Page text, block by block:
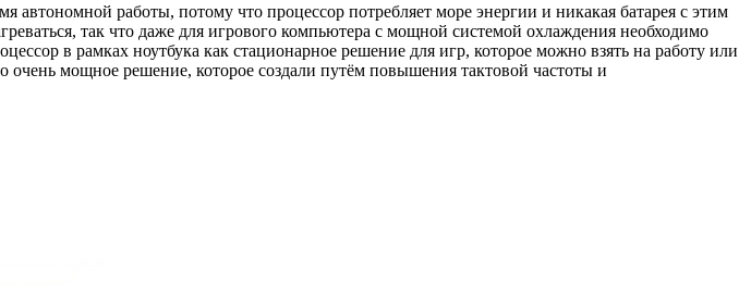
автономной работы, потому что процессор потребляет море энергии и никакая батарея с этим
так что даже для игрового компьютера с мощной системой охлаждения необходимо
в рамках ноутбука как стационарное решение для игр, которое можно взять на работу или
очень мощное решение, которое создали путём повышения тактовой частоты и